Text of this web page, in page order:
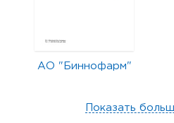
АО "Биннофарм"
Показать